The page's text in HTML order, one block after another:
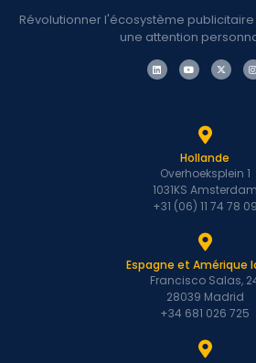
Révolutionner l'écosystème
une attention
Hollande
Overhoeksplein 1
1031KS Amsterdam
+31 (06) 11 74 78 09
Espagne et Amérique
Francisco Salas,
28039 Madrid
+34 681 026 725